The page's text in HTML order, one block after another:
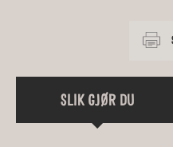
SLIK GJØR DU